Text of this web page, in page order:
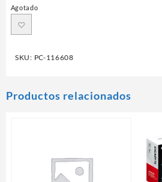
Agotado
SKU: PC-116608
Productos relacionados